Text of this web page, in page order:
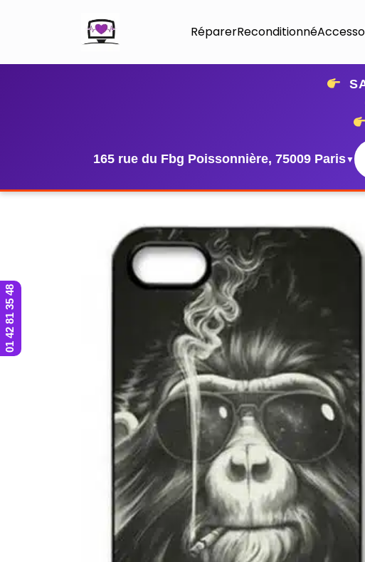
RéparerReconditionné
165 rue du Fbg Poissonnière, 75009 Paris▼
01 42 81 35 48